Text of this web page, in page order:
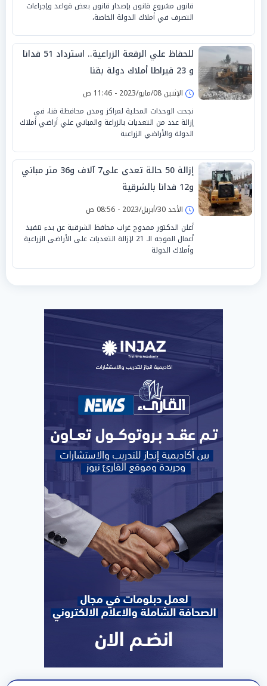
قانون مشروع قانون بإصدار قانون بعض قواعد وإجراءات
التصرف في أملاك الدولة الخاصة،
للحفاظ علي الرقعة الزراعية.. استرداد 51 فدانا
و 23 قيراطا أملاك دولة بقنا
الإثنين 08/مايو/2023 - 11:46 ص
نجحت الوحدات المحلية لمراكز ومدن محافظة قنا، في
إزالة عدد من التعديات بالزراعة والمباني علي أراضي أملاك
الدولة والأراضي الزراعية
إزالة 50 حالة تعدى على7 آلاف و36 متر مباني
و12 فدانا بالشرقية
الأحد 30/أبريل/2023 - 08:56 ص
أعلن الدكتور ممدوح غراب محافظ الشرقية عن بدء تنفيذ
أعمال الموجه الـ 21 لإزالة التعديات على الأراضى الزراعية
وأملاك الدولة